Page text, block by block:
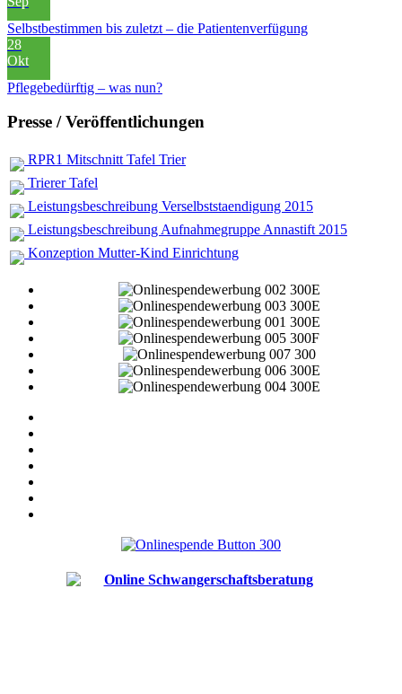
Selbstbestimmen bis zuletzt – die Patientenverfügung
28
Okt
Pflegebedürftig – was nun?
Presse / Veröffentlichungen
RPR1 Mitschnitt Tafel Trier
Trierer Tafel
Leistungsbeschreibung Verselbststaendigung 2015
Leistungsbeschreibung Aufnahmegruppe Annastift 2015
Konzeption Mutter-Kind Einrichtung